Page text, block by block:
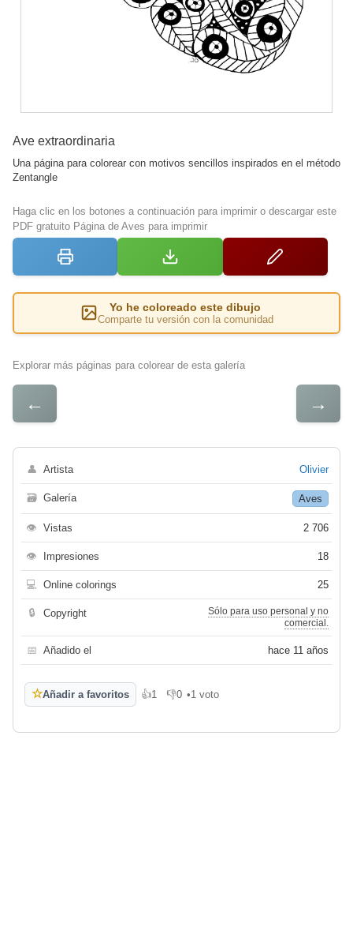
Ave extraordinaria
Una página para colorear con motivos sencillos inspirados en el método
Zentangle
Haga clic en los botones a continuación para imprimir o descargar este
PDF gratuito Página de Aves para imprimir
Yo he coloreado este dibujo
Comparte tu versión con la comunidad
Explorar más páginas para colorear de esta galería
← →
👤 Artista Olivier
🗃 Galería Aves
👁 Vistas 2 706
👁 Impresiones 18
💻 Online colorings 25
🔒 Copyright
Sólo para uso personal y no
comercial.
📅 Añadido el hace 11 años
☆Añadir a favoritos 👍1
Me gusta
👎0
No me gusta
•1 voto